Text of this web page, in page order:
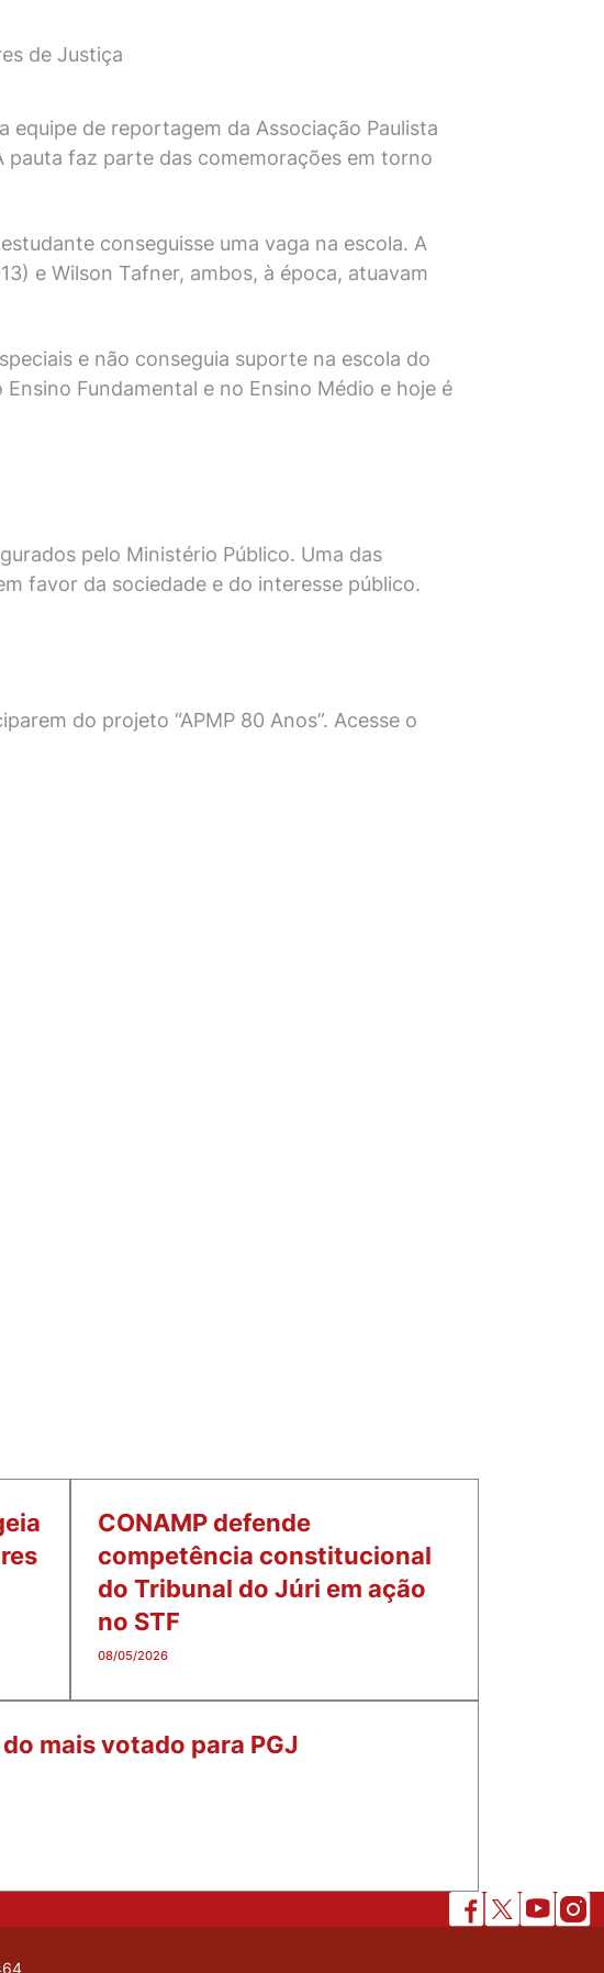
de Justiça
equipe de reportagem da Associação Paulista
pauta faz parte das comemorações em torno
conseguisse uma vaga na escola. A
e Wilson Tafner, ambos, à época, atuavam
e não conseguia suporte na escola do
Fundamental e no Ensino Médio e hoje é
pelo Ministério Público. Uma das
favor da sociedade e do interesse público.
do projeto “APMP 80 Anos”. Acesse o
CONAMP defende
competência constitucional
do Tribunal do Júri em ação
no STF
08/05/2026
mais votado para PGJ